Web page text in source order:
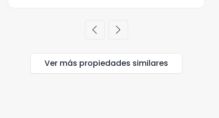
chevron_left chevron_right
Ver más propiedades similares